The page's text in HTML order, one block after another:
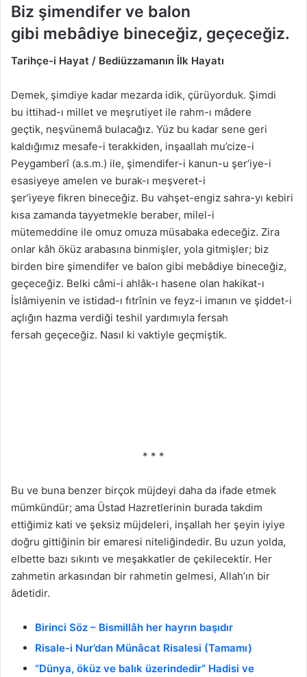
Biz şimendifer ve balon
gibi mebâdiye bineceğiz, geçeceğiz.
Tarihçe-i Hayat / Bediüzzamanın İlk Hayatı
Demek, şimdiye kadar mezarda idik, çürüyorduk. Şimdi
bu ittihad-ı millet ve meşrutiyet ile rahm-ı mâdere
geçtik, neşvünemâ bulacağız. Yüz bu kadar sene geri
kaldığımız mesafe-i terakkiden, inşaallah mu’cize-i
Peygamberî (a.s.m.) ile, şimendifer-i kanun-u şer’iye-i
esasiyeye amelen ve burak-ı meşveret-i
şer’iyeye fikren bineceğiz. Bu vahşet-engiz sahra-yı kebiri
kısa zamanda tayyetmekle beraber, milel-i
mütemeddine ile omuz omuza müsabaka edeceğiz. Zira
onlar kâh öküz arabasına binmişler, yola gitmişler; biz
birden bire şimendifer ve balon gibi mebâdiye bineceğiz,
geçeceğiz. Belki câmi-i ahlâk-ı hasene olan hakikat-ı
İslâmiyenin ve istidad-ı fıtrînin ve feyz-i imanın ve şiddet-i
açlığın hazma verdiği teshil yardımıyla fersah
fersah geçeceğiz. Nasıl ki vaktiyle geçmiştik.
* * *
Bu ve buna benzer birçok müjdeyi daha da ifade etmek
mümkündür; ama Üstad Hazretlerinin burada takdim
ettiğimiz kati ve şeksiz müjdeleri, inşallah her şeyin iyiye
doğru gittiğinin bir emaresi niteliğindedir. Bu uzun yolda,
elbette bazı sıkıntı ve meşakkatler de çekilecektir. Her
zahmetin arkasından bir rahmetin gelmesi, Allah’ın bir
âdetidir.
Birinci Söz – Bismillâh her hayrın başıdır
Risale-i Nur’dan Münâcat Risalesi (Tamamı)
“Dünya, öküz ve balık üzerindedir” Hadisi ve